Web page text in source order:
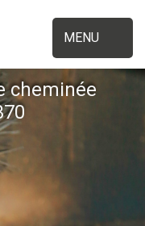
MENU
cheminée